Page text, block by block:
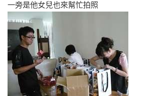
一旁是他女兒也來幫忙拍照